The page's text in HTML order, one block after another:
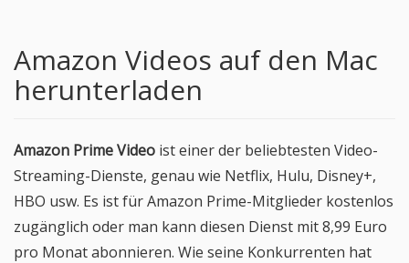
Amazon Videos auf den Mac
herunterladen
Amazon Prime Video ist einer der beliebtesten Video-
Streaming-Dienste, genau wie Netflix, Hulu, Disney+,
HBO usw. Es ist für Amazon Prime-Mitglieder kostenlos
zugänglich oder man kann diesen Dienst mit 8,99 Euro
pro Monat abonnieren. Wie seine Konkurrenten hat